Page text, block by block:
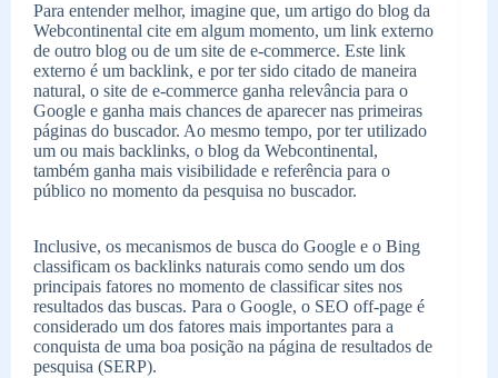
Para entender melhor, imagine que, um artigo do blog da
Webcontinental cite em algum momento, um link externo
de outro blog ou de um site de e-commerce. Este link
externo é um backlink, e por ter sido citado de maneira
natural, o site de e-commerce ganha relevância para o
Google e ganha mais chances de aparecer nas primeiras
páginas do buscador. Ao mesmo tempo, por ter utilizado
um ou mais backlinks, o blog da Webcontinental,
também ganha mais visibilidade e referência para o
público no momento da pesquisa no buscador.
Inclusive, os mecanismos de busca do Google e o Bing
classificam os backlinks naturais como sendo um dos
principais fatores no momento de classificar sites nos
resultados das buscas. Para o Google, o SEO off-page é
considerado um dos fatores mais importantes para a
conquista de uma boa posição na página de resultados de
pesquisa (SERP).